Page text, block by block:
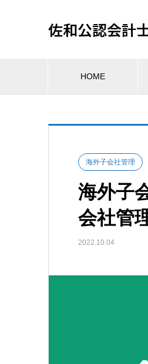
佐和公認会計
HOME
海外子会社管理
海外子
会社管
2022.10.04